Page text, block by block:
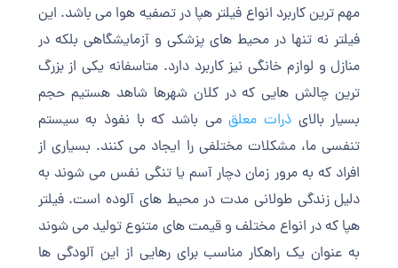
مهم ترین کاربرد انواع فیلتر هپا در تصفیه هوا می باشد. این
فیلتر نه تنها در محیط های پزشکی و آزمایشگاهی بلکه در
منازل و لوازم خانگی نیز کاربرد دارد. متاسفانه یکی از بزرگ
ترین چالش هایی که در کلان شهرها شاهد هستیم حجم
بسیار بالای ذرات معلقمی باشد که با نفوذ به سیستم
تنفسی ما، مشکلات مختلفی را ایجاد می کنند. بسیاری از
افراد که به مرور زمان دچار آسم یا تنگی نفس می شوند به
دلیل زندگی طولانی مدت در محیط های آلوده است. فیلتر
هپا که در انواع مختلف و قیمت های متنوع تولید می شوند
به عنوان یک راهکار مناسب برای رهایی از این آلودگی ها